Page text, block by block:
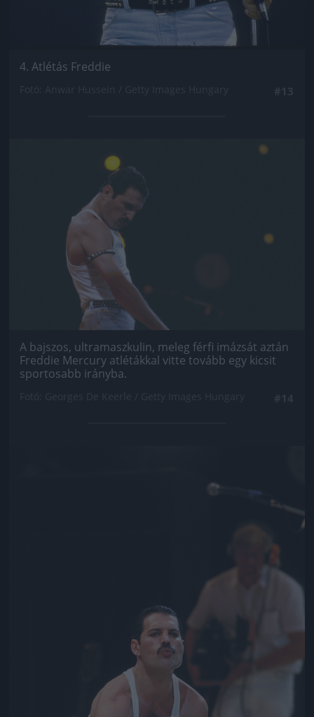
4. Atlétás Freddie
Jön még kép!
A bajszos, ultramaszkulin, meleg férfi imázsát aztán
Freddie Mercury atlétákkal vitte tovább egy kicsit
sportosabb irányba.